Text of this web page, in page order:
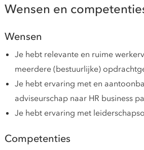
Wensen en
Wensen
Je hebt relevante en ruime
meerdere (bestuurlijke)
Je hebt ervaring met en
adviseurschap naar HR business
Je hebt ervaring met
Competenties